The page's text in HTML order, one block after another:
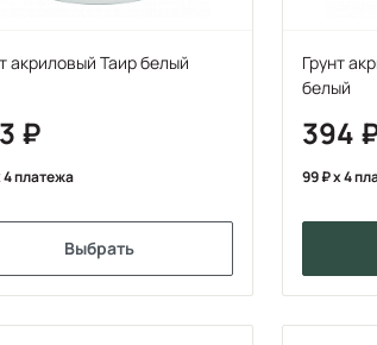
акриловый Таир белый
4 платежа
Выбрать
Грунт
белый
394
99 x 4